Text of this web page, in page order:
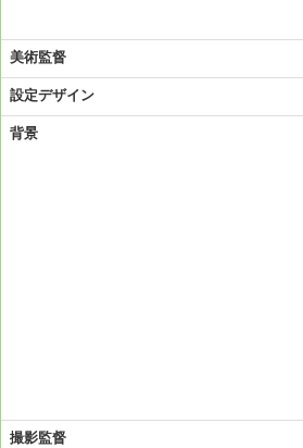
美術監督
設定デザイン
背景
撮影監督